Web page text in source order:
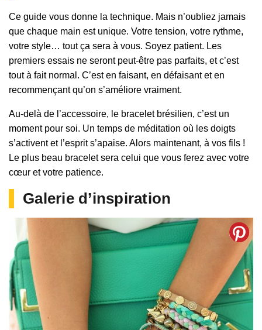
Ce guide vous donne la technique. Mais n’oubliez jamais
que chaque main est unique. Votre tension, votre rythme,
votre style… tout ça sera à vous. Soyez patient. Les
premiers essais ne seront peut-être pas parfaits, et c’est
tout à fait normal. C’est en faisant, en défaisant et en
recommençant qu’on s’améliore vraiment.
Au-delà de l’accessoire, le bracelet brésilien, c’est un
moment pour soi. Un temps de méditation où les doigts
s’activent et l’esprit s’apaise. Alors maintenant, à vos fils !
Le plus beau bracelet sera celui que vous ferez avec votre
cœur et votre patience.
Galerie d’inspiration